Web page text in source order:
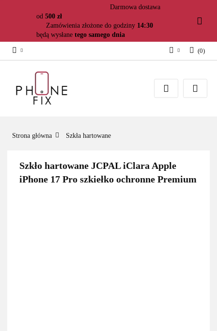
Darmowa dostawa
od 500 zł
Zamówienia złożone do godziny 14:30
będą wysłane tego samego dnia
Załóż konto
(0)
Strona główna Szkła hartowane
Szkło hartowane JCPAL iClara Apple
iPhone 17 Pro szkiełko ochronne Premium